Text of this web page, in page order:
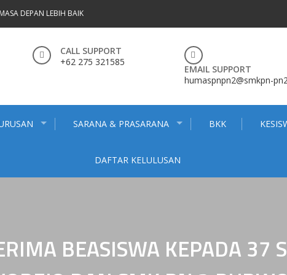
DEPAN LEBIH BAIK
CALL SUPPORT
+62 275 321585
EMAIL SUPPORT
humaspnpn2@smkpn-
SARANA & PRASARANA BKK
DAFTAR KELULUSAN
BEASISWA KEPADA 37